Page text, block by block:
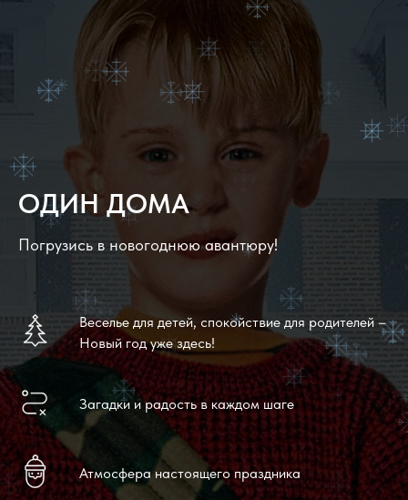
ОДИН ДОМА
Погрузись в новогоднюю авантюру!
Веселье для детей, спокойствие для родителей –
Новый год уже здесь!
Загадки и радость в каждом шаге
Атмосфера настоящего праздника